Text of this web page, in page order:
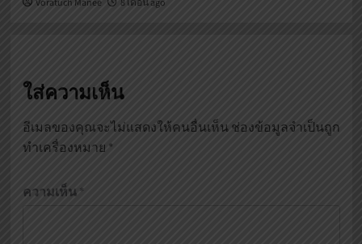
ใส่ความเห็น
อีเมลของคุณจะไม่แสดงให้คนอื่นเห็น ช่องข้อมูลจำเป็นถูก
ทำเครื่องหมาย *
ความเห็น *